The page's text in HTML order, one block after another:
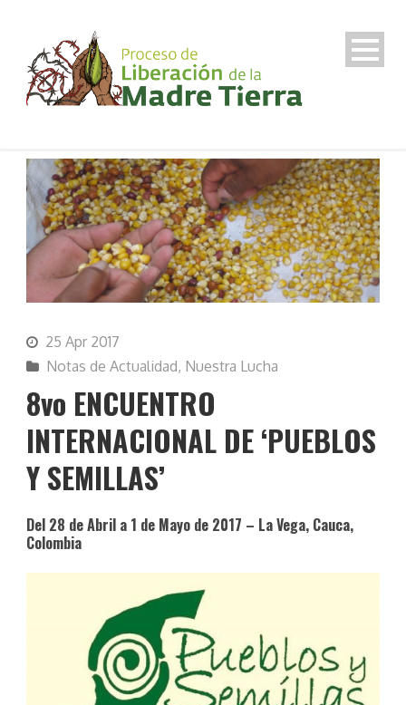
25 Apr 2017
Notas de Actualidad, Nuestra Lucha
8vo ENCUENTRO
INTERNACIONAL DE ‘PUEBLOS
Y SEMILLAS’
Del 28 de Abril a 1 de Mayo de 2017 – La Vega, Cauca,
Colombia